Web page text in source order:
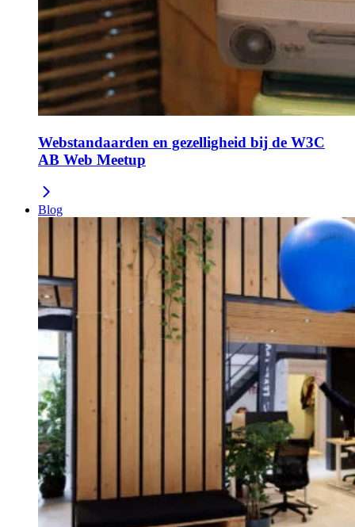
Webstandaarden en gezelligheid bij de W3C
AB Web Meetup
Blog